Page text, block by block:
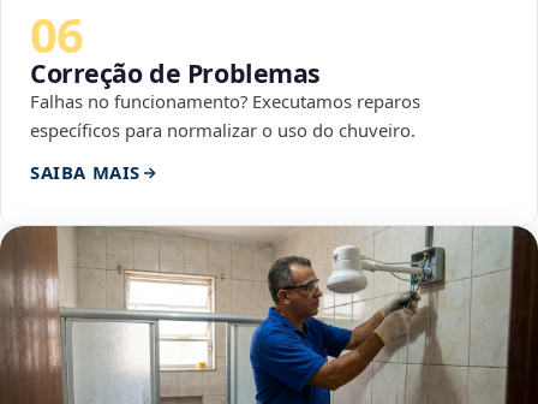
06
Correção de Problemas
Falhas no funcionamento? Executamos reparos
específicos para normalizar o uso do chuveiro.
SAIBA MAIS